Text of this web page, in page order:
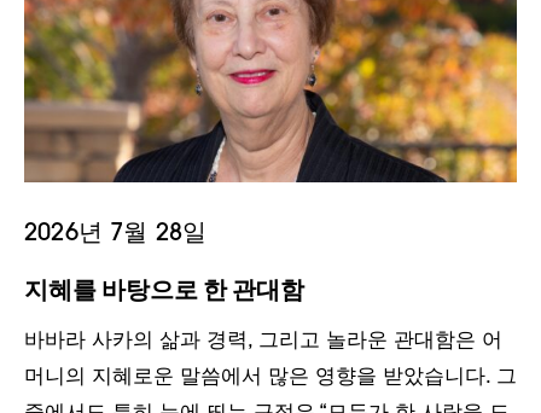
2026년 7월 28일
지혜를 바탕으로 한 관대함
바바라 사카의 삶과 경력, 그리고 놀라운 관대함은 어
머니의 지혜로운 말씀에서 많은 영향을 받았습니다. 그